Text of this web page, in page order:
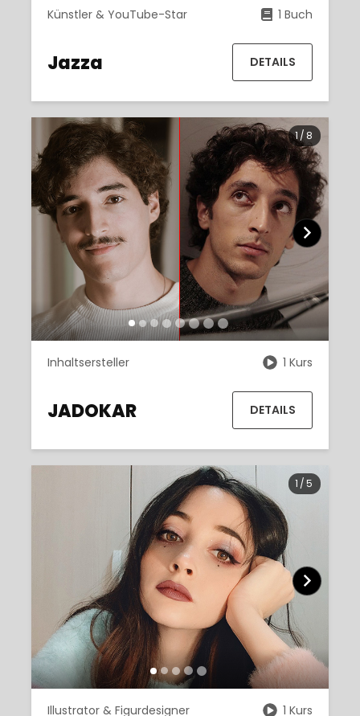
Künstler & YouTube-Star 1 Buch
Jazza DETAILS
Inhaltsersteller 1 Kurs
JADOKAR DETAILS
1 / 8
Illustrator & Figurdesigner 1 Kurs
1 /5